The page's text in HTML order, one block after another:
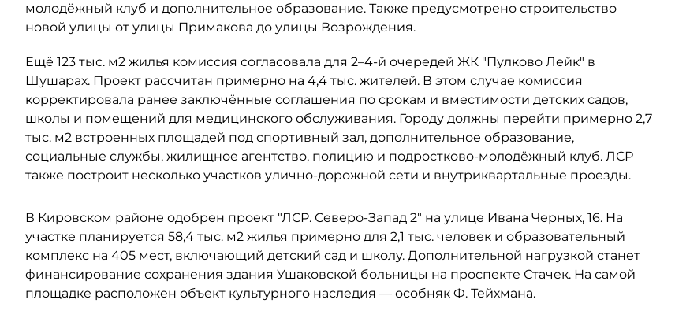
молодёжный клуб и дополнительное образование. Также предусмотрено строительство
новой улицы от улицы Примакова до улицы Возрождения.
Ещё 123 тыс. м2 жилья комиссия согласовала для 2–4-й очередей ЖК "Пулково Лейк" в
Шушарах. Проект рассчитан примерно на 4,4 тыс. жителей. В этом случае комиссия
корректировала ранее заключённые соглашения по срокам и вместимости детских садов,
школы и помещений для медицинского обслуживания. Городу должны перейти примерно 2,7
тыс. м2 встроенных площадей под спортивный зал, дополнительное образование,
социальные службы, жилищное агентство, полицию и подростково-молодёжный клуб. ЛСР
также построит несколько участков улично-дорожной сети и внутриквартальные проезды.
В Кировском районе одобрен проект "ЛСР. Северо-Запад 2" на улице Ивана Черных, 16. На
участке планируется 58,4 тыс. м2 жилья примерно для 2,1 тыс. человек и образовательный
комплекс на 405 мест, включающий детский сад и школу. Дополнительной нагрузкой станет
финансирование сохранения здания Ушаковской больницы на проспекте Стачек. На самой
площадке расположен объект культурного наследия — особняк Ф. Тейхмана.